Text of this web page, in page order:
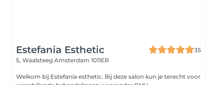
Estefania Esthetic
35
5, Waalsteeg Amsterdam 1011ER
Welkom bij Estefania esthetic. Bij deze salon kun je terecht voor